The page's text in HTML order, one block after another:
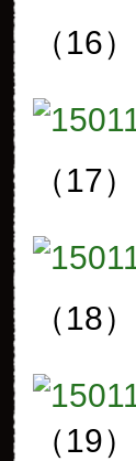
（16）
（17）
（18）
（19）